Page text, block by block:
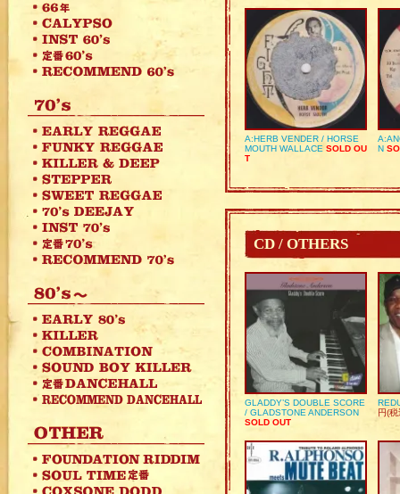
A:HERB VENDER / HORSE
MOUTH WALLACE SOLD OU
T
N
CD / OTHERS
GLADDY’S DOUBLE SCORE
/ GLADSTONE ANDERSON
SOLD OUT
円(